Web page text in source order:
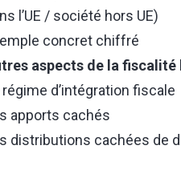
l’UE / société hors UE)
concret chiffré
aspects de la
régime d’intégration fiscale
apports cachés
distributions cachées de